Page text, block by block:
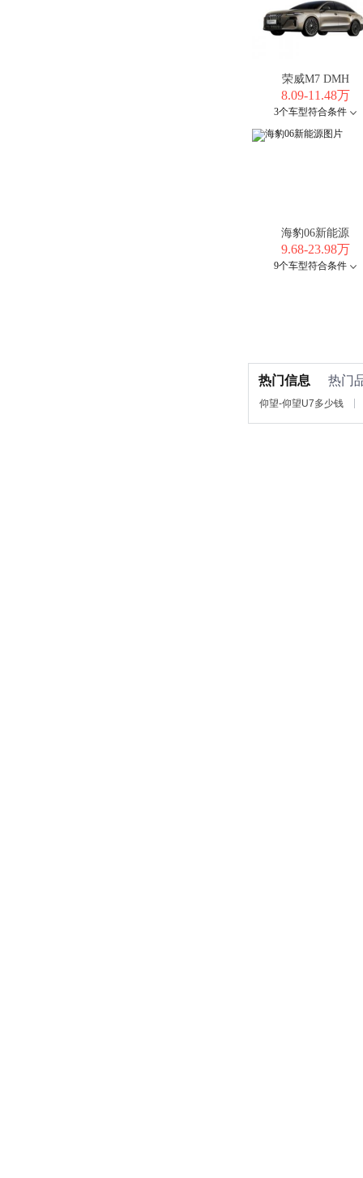
荣威M7 DMH
8.09-11.48万
3个车型符合条件
海豹06新能源
9.68-23.98万
9个车型符合条件
热门信息 热门
仰望-仰望U7多少钱